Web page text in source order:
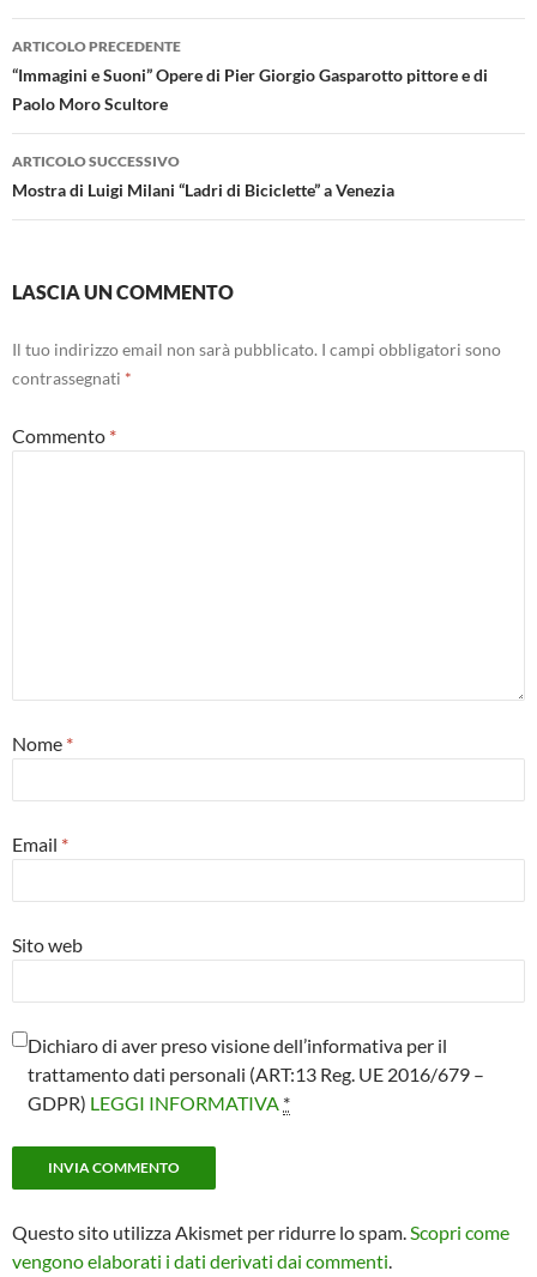
Navigazione
articolo
ARTICOLO PRECEDENTE
“Immagini e Suoni” Opere di Pier Giorgio Gasparotto pittore e di
Paolo Moro Scultore
ARTICOLO SUCCESSIVO
Mostra di Luigi Milani “Ladri di Biciclette” a Venezia
LASCIA UN COMMENTO
Il tuo indirizzo email non sarà pubblicato. I campi obbligatori sono
contrassegnati *
Commento *
Nome *
Email *
Sito web
Dichiaro di aver preso visione dell’informativa per il
trattamento dati personali (ART:13 Reg. UE 2016/679 –
GDPR) LEGGI INFORMATIVA *
Questo sito utilizza Akismet per ridurre lo spam. Scopri come
vengono elaborati i dati derivati dai commenti